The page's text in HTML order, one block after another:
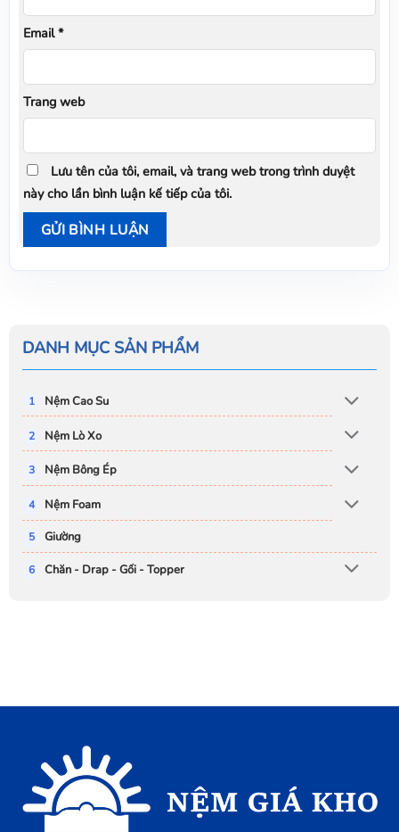
DANH MỤC SẢN PHẨM
Nệm Cao Su
Nệm Lò Xo
Nệm Bông Ép
Nệm Foam
Giường
Chăn - Drap - Gối - Topper
Email*
Trang web
Lưu tên của tôi, email, và trang web trong trình duyệt
này cho lần bình luận kế tiếp của tôi.